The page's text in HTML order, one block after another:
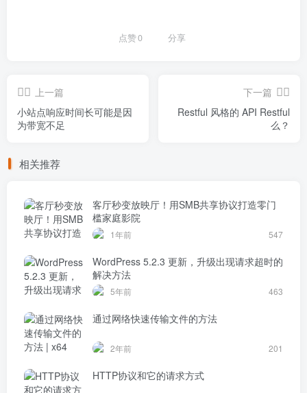
点赞0 分享
上一篇
小站点响应时间长可能是因
为带宽不足
下一篇
Restful 风格的 API Restful
么？
相关推荐
客厅秒变放映厅！用SMB共享协议打造零门
槛家庭影院
1年前 547
WordPress 5.2.3 更新，升级出现请求超时的
解决方法
5年前 463
通过网络快速传输文件的方法
2年前 201
HTTP协议和它的请求方式